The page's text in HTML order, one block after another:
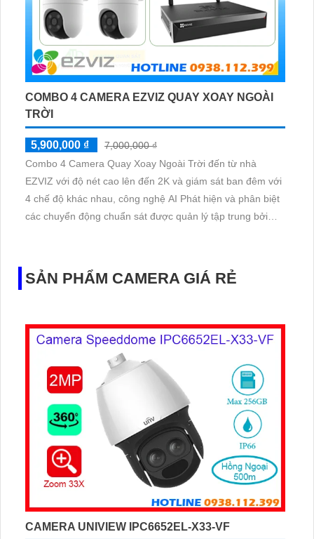
COMBO 4 CAMERA EZVIZ QUAY XOAY NGOÀI
TRỜI
5,900,000 ₫
7,000,000 ₫
Combo 4 Camera Quay Xoay Ngoài Trời đến từ nhà
EZVIZ với độ nét cao lên đến 2K và giám sát ban đêm với
4 chế độ khác nhau, công nghệ AI Phát hiện và phân biệt
các chuyển động chuẩn sát được quản lý tập trung bởi
SẢN PHẨM CAMERA GIÁ RẺ
CAMERA UNIVIEW IPC6652EL-X33-VF